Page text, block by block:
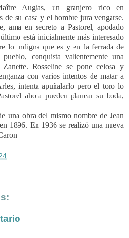
Augias, un granjero rico en
de su casa y el hombre jura vengarse.
ama en secreto a Pastorel, apodado
está inicialmente más interesado
lo indigna que es y en la ferrada de
conquista valientemente una
Zanette. Rosseline se pone celosa y
con varios intentos de matar a
intenta apuñalarlo pero el toro lo
ahora pueden planear su boda,
una obra del mismo nombre de Jean
1896. En 1936 se realizó una nueva